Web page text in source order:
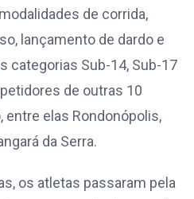
de corrida,
lançamento de dardo e
categorias Sub-14, Sub-17
de outras 10
entre elas Rondonópolis,
da Serra.
os atletas passaram pela